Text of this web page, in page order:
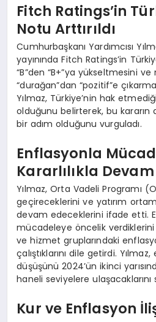
Fitch Ratings’in
Notu Arttırıldı
Cumhurbaşkanı Yardımcısı
yayınında Fitch Ratings’in
“B”den “B+”ya yükseltmesini
“durağan”dan “pozitif”e
Yılmaz, Türkiye’nin hak
olduğunu belirterek, bu
bir adım olduğunu vurguladı.
Enflasyonla
Kararlılıkla
Yılmaz, Orta Vadeli Programı
geçireceklerini ve yatırım
devam edeceklerini ifade etti.
mücadeleye öncelik verdiklerini
ve hizmet gruplarındaki
çalıştıklarını dile getirdi.
düşüşünü 2024’ün ikinci
haneli seviyelere ulaşacaklarını
Kur ve Enflasyon